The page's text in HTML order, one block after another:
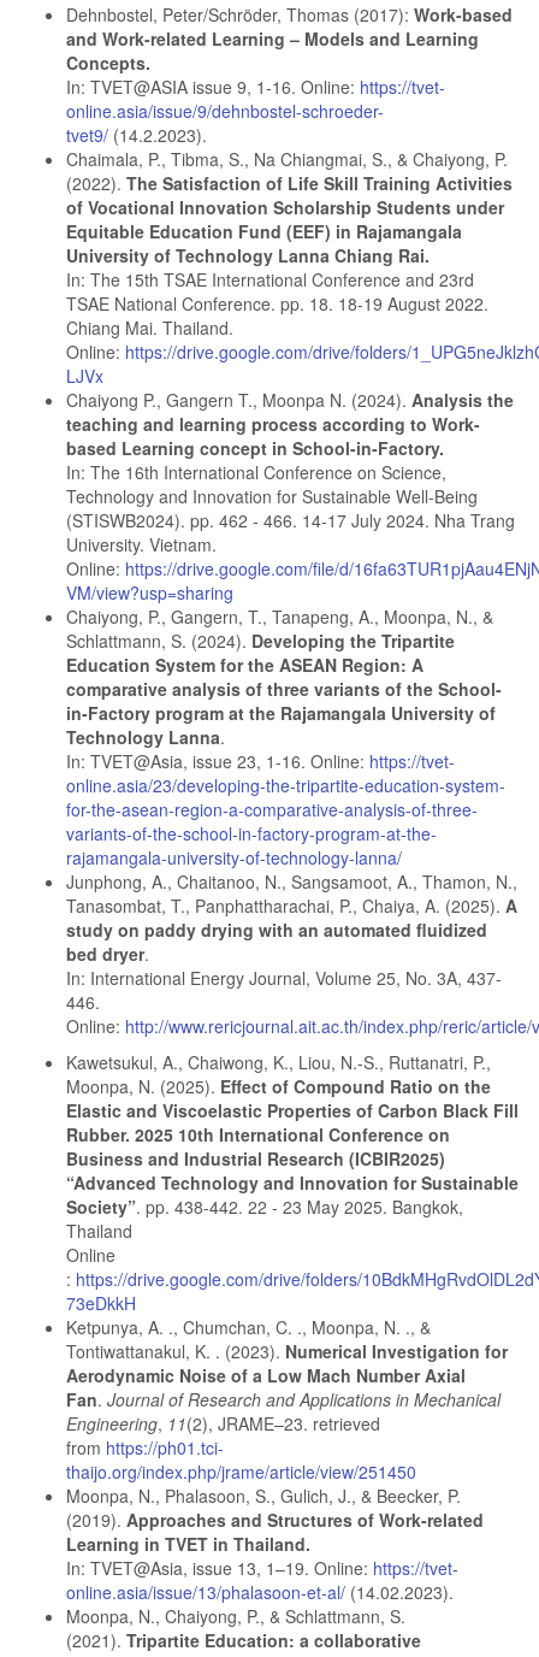
Dehnbostel, Peter/Schröder, Thomas (2017): Work-based
and Work-related Learning – Models and Learning
Concepts.
In: TVET@ASIA issue 9, 1-16. Online: https://tvet-
online.asia/issue/9/dehnbostel-schroeder-
tvet9/ (14.2.2023).
Chaimala, P., Tibma, S., Na Chiangmai, S., & Chaiyong, P.
(2022). The Satisfaction of Life Skill Training Activities
of Vocational Innovation Scholarship Students under
Equitable Education Fund (EEF) in Rajamangala
University of Technology Lanna Chiang Rai.
In: The 15th TSAE International Conference and 23rd
TSAE National Conference. pp. 18. 18-19 August 2022.
Chiang Mai. Thailand.
Online: https://drive.google.com/drive/folders/
LJVx
Chaiyong P., Gangern T., Moonpa N. (2024). Analysis the
teaching and learning process according to Work-
based Learning concept in School-in-Factory.
In: The 16th International Conference on Science,
Technology and Innovation for Sustainable Well-Being
(STISWB2024). pp. 462 - 466. 14-17 July 2024. Nha Trang
University. Vietnam.
Online: https://drive.google.com/file/d/
VM/view?usp=sharing
Chaiyong, P., Gangern, T., Tanapeng, A., Moonpa, N., &
Schlattmann, S. (2024). Developing the Tripartite
Education System for the ASEAN Region: A
comparative analysis of three variants of the School-
in-Factory program at the Rajamangala University of
Technology Lanna.
In: TVET@Asia, issue 23, 1-16. Online: https://tvet-
online.asia/23/developing-the-tripartite-education-system-
for-the-asean-region-a-comparative-analysis-of-three-
variants-of-the-school-in-factory-program-at-the-
rajamangala-university-of-technology-lanna/
Junphong, A., Chaitanoo, N., Sangsamoot, A., Thamon, N.,
Tanasombat, T., Panphattharachai, P., Chaiya, A. (2025). A
study on paddy drying with an automated fluidized
bed dryer.
In: International Energy Journal, Volume 25, No. 3A, 437-
446.
Online: http://www.rericjournal.ait.ac.th/index.php/reric/article/
Kawetsukul, A., Chaiwong, K., Liou, N.-S., Ruttanatri, P.,
Moonpa, N. (2025). Effect of Compound Ratio on the
Elastic and Viscoelastic Properties of Carbon Black Fill
Rubber. 2025 10th International Conference on
Business and Industrial Research (ICBIR2025)
“Advanced Technology and Innovation for Sustainable
Society”. pp. 438-442. 22 - 23 May 2025. Bangkok,
Thailand
Online
: https://drive.google.com/drive/folders/
73eDkkH
Ketpunya, A. ., Chumchan, C. ., Moonpa, N. ., &
Tontiwattanakul, K. . (2023). Numerical Investigation for
Aerodynamic Noise of a Low Mach Number Axial
Fan. Journal of Research and Applications in Mechanical
Engineering, 11(2), JRAME–23. retrieved
from https://ph01.tci-
thaijo.org/index.php/jrame/article/view/251450
Moonpa, N., Phalasoon, S., Gulich, J., & Beecker, P.
(2019). Approaches and Structures of Work-related
Learning in TVET in Thailand.
In: TVET@Asia, issue 13, 1–19. Online: https://tvet-
online.asia/issue/13/phalasoon-et-al/ (14.02.2023).
Moonpa, N., Chaiyong, P., & Schlattmann, S.
(2021). Tripartite Education: a collaborative